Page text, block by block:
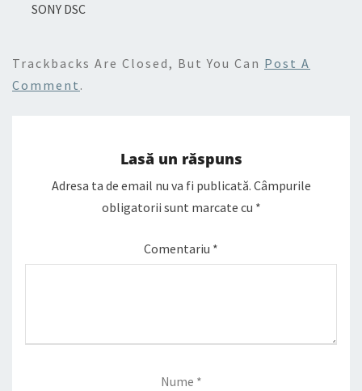
SONY DSC
Trackbacks Are Closed, But You Can Post A
Comment .
Lasă un răspuns
Adresa ta de email nu va fi publicată. Câmpurile
obligatorii sunt marcate cu *
Comentariu *
Nume *